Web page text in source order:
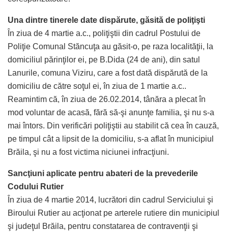
Una dintre tinerele date dispărute, găsită de poliţişti
În ziua de 4 martie a.c., poliţiştii din cadrul Postului de
Poliţie Comunal Stăncuţa au găsit-o, pe raza localităţii, la
domiciliul părinţilor ei, pe B.Dida (24 de ani), din satul
Lanurile, comuna Viziru, care a fost dată dispărută de la
domiciliu de către soţul ei, în ziua de 1 martie a.c..
Reamintim că, în ziua de 26.02.2014, tânăra a plecat în
mod voluntar de acasă, fără să-şi anunţe familia, şi nu s-a
mai întors. Din verificări poliţiştii au stabilit că cea în cauză,
pe timpul cât a lipsit de la domiciliu, s-a aflat în municipiul
Brăila, şi nu a fost victima niciunei infracţiuni.
Sancţiuni aplicate pentru abateri de la prevederile
Codului Rutier
În ziua de 4 martie 2014, lucrători din cadrul Serviciului şi
Biroului Rutier au acţionat pe arterele rutiere din municipiul
şi judeţul Brăila, pentru constatarea de contravenţii şi